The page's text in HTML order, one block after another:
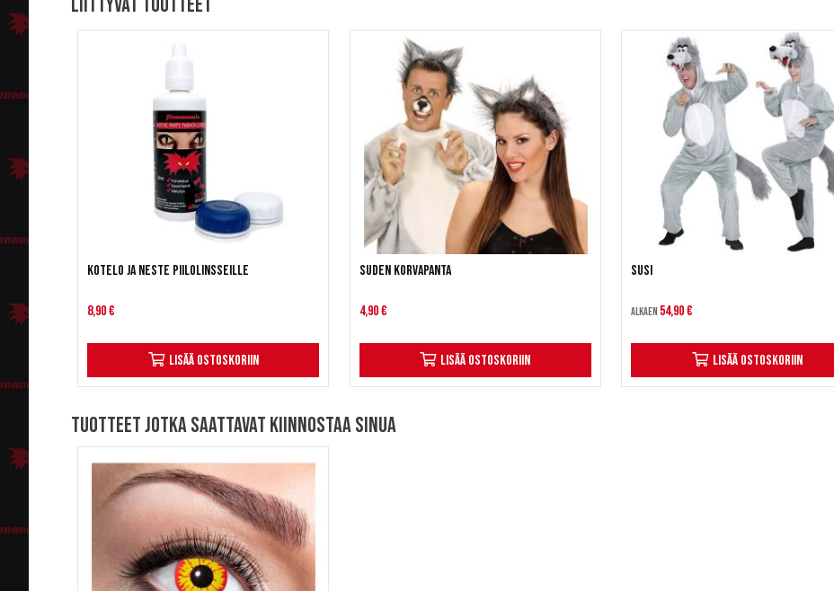
Kotelo ja neste piilolinsseille
8,90 €
Lisää ostoskoriin
Suden korvapanta
4,90 €
Lisää ostoskoriin
Susi
Alkaen 54,90 €
Lisää ostoskoriin
Tuotteet jotka saattavat kiinnostaa sinua